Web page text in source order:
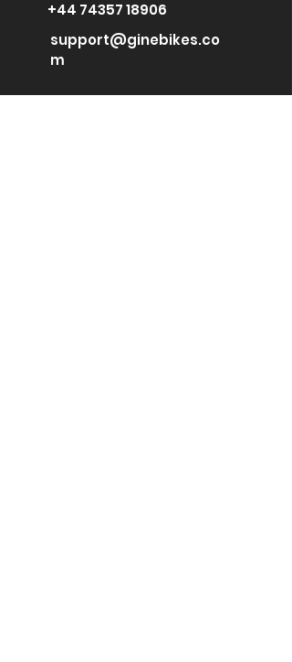
+44 74357 18906
support@ginebikes.co
m
Um: